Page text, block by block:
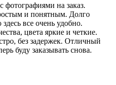
на заказ.
и понятным. Долго
здесь все очень удобно.
цвета яркие и четкие.
без задержек. Отличный
буду заказывать снова.